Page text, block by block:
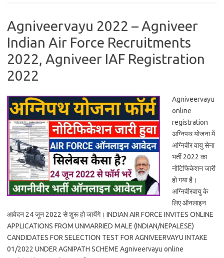
Agniveervayu 2022 – Agniveer
Indian Air Force Recruitments
2022, Agniveer IAF Registration
2022
Agniveervayu
online
registration
अग्निपथ योजना में
अग्निवीर वायु सेना
भर्ती 2022 का
नोटिफिकेशन जारी
हो गया है।
अग्निवीरवायु के
लिए ऑनलाइन
आवेदन 24 जून 2022 से शुरू हो जायेंगे। INDIAN AIR FORCE INVITES ONLINE
APPLICATIONS FROM UNMARRIED MALE (INDIAN/NEPALESE)
CANDIDATES FOR SELECTION TEST FOR AGNIVEERVAYU INTAKE
01/2022 UNDER AGNIPATH SCHEME Agniveervayu online